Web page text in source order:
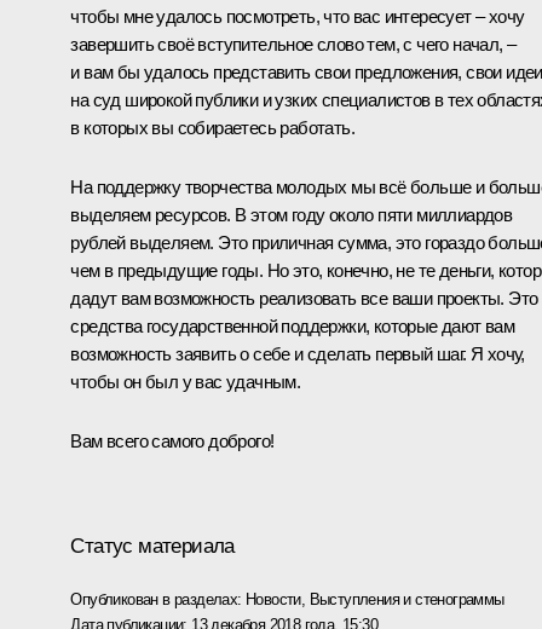
чтобы мне удалось посмотреть, что вас интересует – хочу
завершить своё вступительное слово тем, с чего начал, –
и вам бы удалось представить свои предложения, свои идеи
на суд широкой публики и узких специалистов в тех
в которых вы собираетесь работать.
На поддержку творчества молодых мы всё больше и
выделяем ресурсов. В этом году около пяти миллиардов
рублей выделяем. Это приличная сумма, это гораздо
чем в предыдущие годы. Но это, конечно, не те деньги,
дадут вам возможность реализовать все ваши проекты. Это
средства государственной поддержки, которые дают вам
возможность заявить о себе и сделать первый шаг. Я хочу,
чтобы он был у вас удачным.
Вам всего самого доброго!
Статус материала
Опубликован в разделах: Новости, Выступления и стенограммы
Дата публикации: 13 декабря 2018 года, 15:30